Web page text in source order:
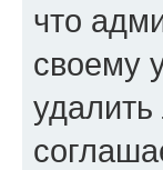
что
своему